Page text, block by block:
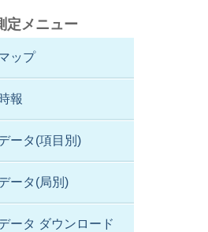
定メニュー
ップ
報
ータ(項目別)
ータ(局別)
ータ ダウンロード